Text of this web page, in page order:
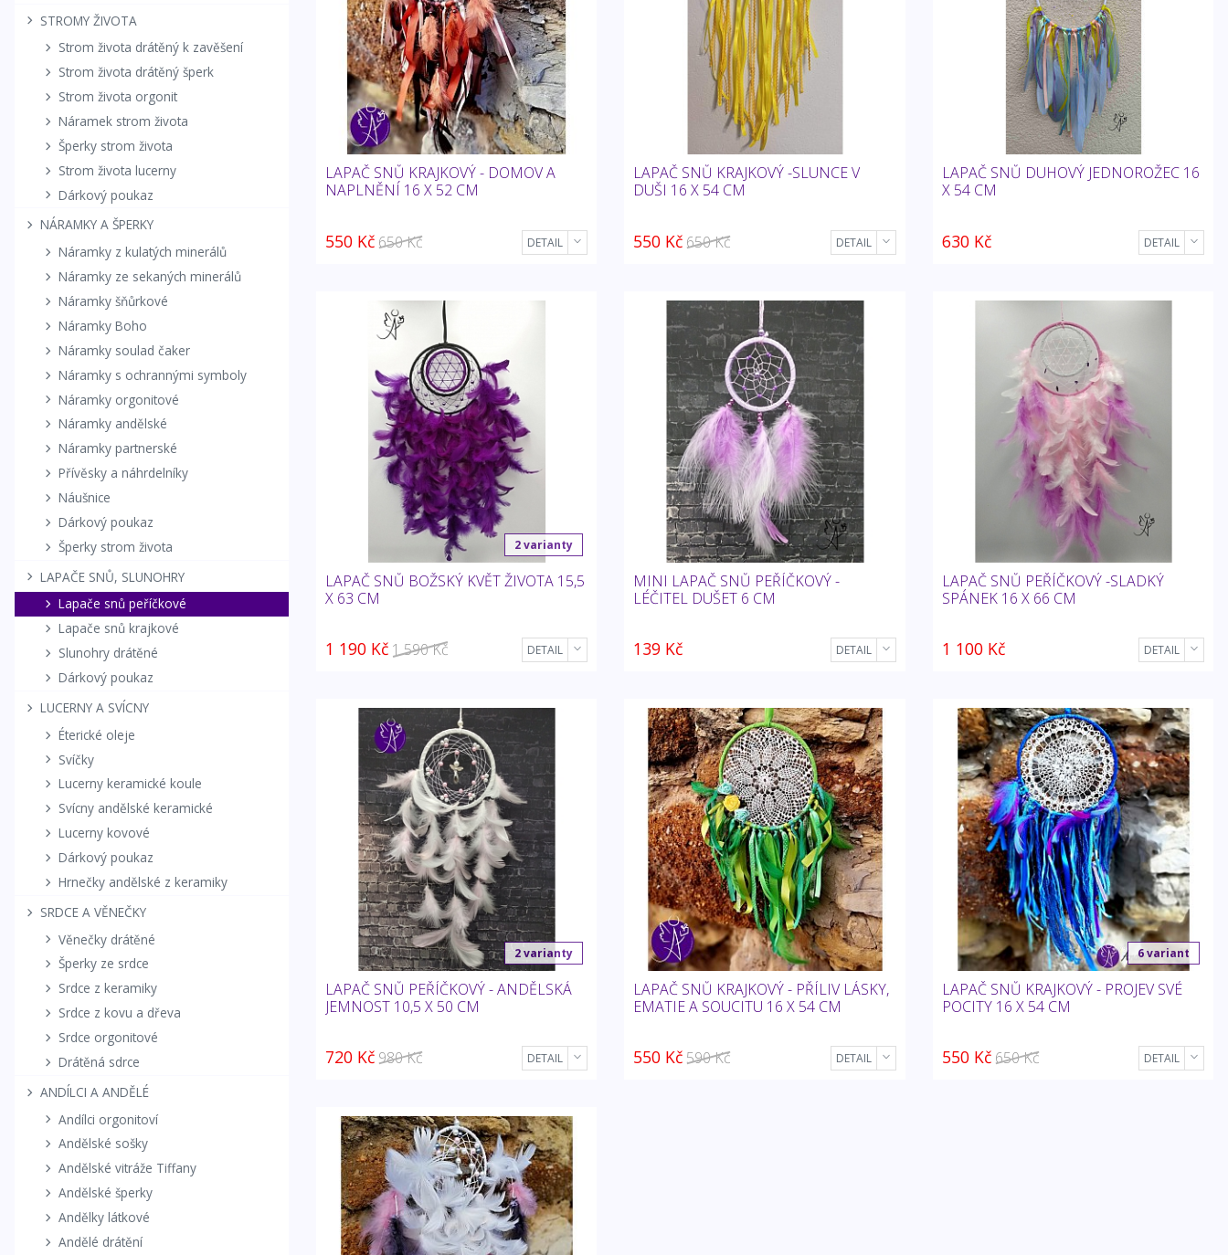
STROMY ŽIVOTA
Strom života drátěný k zavěšení
Strom života drátěný šperk
Strom života orgonit
Náramek strom života
Šperky strom života
Strom života lucerny
Dárkový poukaz
NÁRAMKY A ŠPERKY
Náramky z kulatých minerálů
Náramky ze sekaných minerálů
Náramky šňůrkové
Náramky Boho
Náramky soulad čaker
Náramky s ochrannými symboly
Náramky orgonitové
Náramky andělské
Náramky partnerské
Přívěsky a náhrdelníky
Náušnice
Dárkový poukaz
Šperky strom života
LAPAČE SNŮ, SLUNOHRY
Lapače snů peříčkové
Lapače snů krajkové
Slunohry drátěné
Dárkový poukaz
LUCERNY A SVÍCNY
Éterické oleje
Svíčky
Lucerny keramické koule
Svícny andělské keramické
Lucerny kovové
Dárkový poukaz
Hrnečky andělské z keramiky
SRDCE A VĚNEČKY
Věnečky drátěné
Šperky ze srdce
Srdce z keramiky
Srdce z kovu a dřeva
Srdce orgonitové
Drátěná sdrce
ANDÍLCI A ANDĚLÉ
Andílci orgonitoví
Andělské sošky
Andělské vitráže Tiffany
Andělské šperky
Andělky látkové
Andělé drátění
LAPAČ SNŮ KRAJKOVÝ - DOMOV A
NAPLNĚNÍ 16 X 52 CM
550 Kč 650 Kč DETAIL
LAPAČ SNŮ KRAJKOVÝ -SLUNCE V
DUŠI 16 X 54 CM
550 Kč 650 Kč DETAIL
LAPAČ SNŮ DUHOVÝ JEDNOROŽEC 16
X 54 CM
630 Kč DETAIL
2 varianty
LAPAČ SNŮ BOŽSKÝ KVĚT ŽIVOTA 15,5
X 63 CM
1 190 Kč 1 590 Kč DETAIL
MINI LAPAČ SNŮ PEŘÍČKOVÝ -
LÉČITEL DUŠET 6 CM
139 Kč DETAIL
LAPAČ SNŮ PEŘÍČKOVÝ -SLADKÝ
SPÁNEK 16 X 66 CM
1 100 Kč DETAIL
2 varianty
LAPAČ SNŮ PEŘÍČKOVÝ - ANDĚLSKÁ
JEMNOST 10,5 X 50 CM
720 Kč 980 Kč DETAIL
LAPAČ SNŮ KRAJKOVÝ - PŘÍLIV LÁSKY,
EMATIE A SOUCITU 16 X 54 CM
550 Kč 590 Kč DETAIL
6 variant
LAPAČ SNŮ KRAJKOVÝ - PROJEV SVÉ
POCITY 16 X 54 CM
550 Kč 650 Kč DETAIL